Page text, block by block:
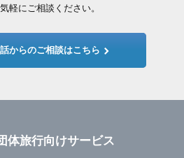
軽にご相談ください。
からのご相談はこちら
体旅行向けサービス